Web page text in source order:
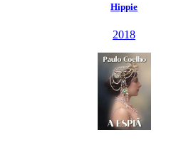
Hippie
2018